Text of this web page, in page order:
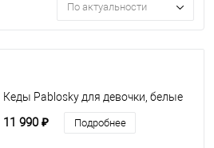
По актуальности
Кеды Pablosky для девочки, белые
11 990 ₽ Подробнее